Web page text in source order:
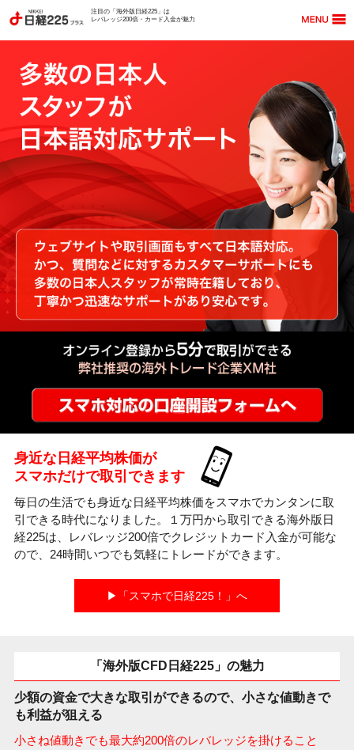
注目の「海外版日経225」は
レバレッジ200倍・カード入金が魅力
身近な日経平均株価が
スマホだけで取引できます
毎日の生活でも身近な日経平均株価をスマホでカンタンに取
引できる時代になりました。１万円から取引できる海外版日
経225は、レバレッジ200倍でクレジットカード入金が可能な
ので、24時間いつでも気軽にトレードができます。
▶「スマホで日経225！」へ
「海外版CFD日経225」の魅力
少額の資金で大きな取引ができるので、小さな値動きで
も利益が狙える
小さね値動きでも最大約200倍のレバレッジを掛けること